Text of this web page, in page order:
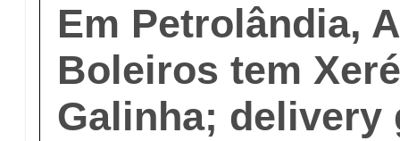
Em Petrolândia,
Boleiros tem
Galinha; delivery